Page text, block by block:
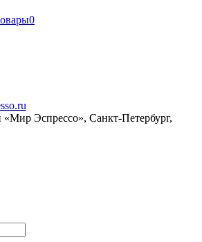
0
Эспрессо», Санкт-Петербург,